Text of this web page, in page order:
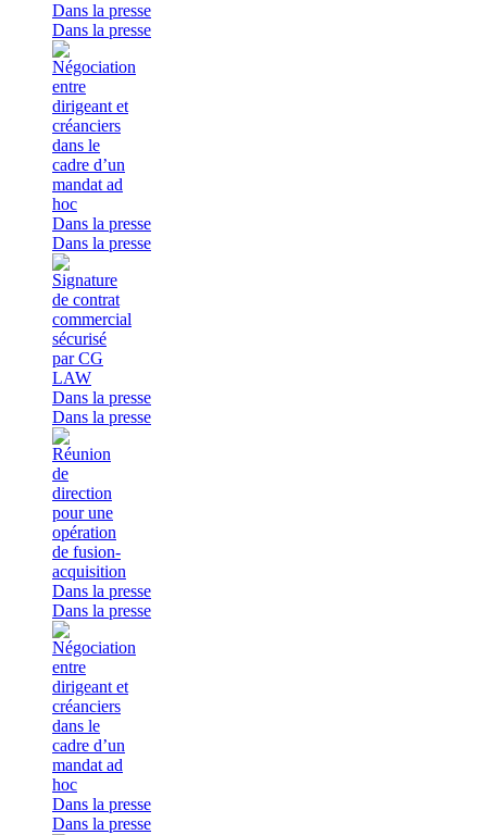
Dans la presse
Dans la presse
Dans la presse
Dans la presse
Dans la presse
Dans la presse
Dans la presse
Dans la presse
Dans la presse
Dans la presse